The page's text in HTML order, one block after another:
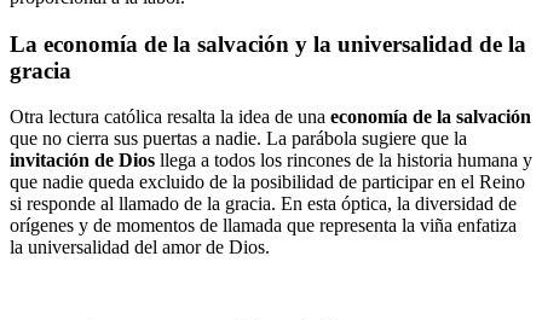
La economía de la salvación y la universalidad de la
gracia
Otra lectura católica resalta la idea de una economía de la salvación
que no cierra sus puertas a nadie. La parábola sugiere que la
invitación de Dios llega a todos los rincones de la historia humana y
que nadie queda excluido de la posibilidad de participar en el Reino
si responde al llamado de la gracia. En esta óptica, la diversidad de
orígenes y de momentos de llamada que representa la viña enfatiza
la universalidad del amor de Dios.